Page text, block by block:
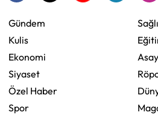
Gündem
Kulis
Ekonomi
Siyaset
Özel Haber
Spor